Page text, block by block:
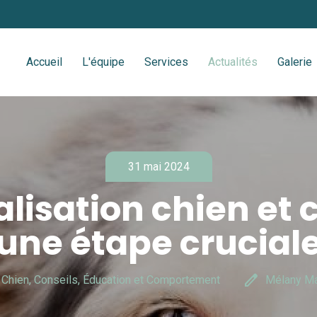
Accueil L'équipe Services Actualités Galerie
31 mai 2024
chien et
étape
Chien, Conseils, Éducation et Comportement edit Mélany